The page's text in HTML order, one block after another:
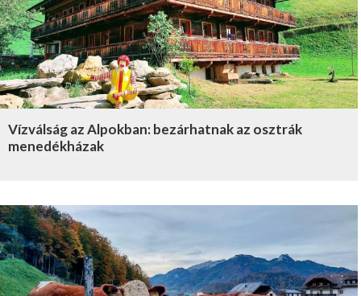
Vízválság az Alpokban: bezárhatnak az osztrák
menedékházak